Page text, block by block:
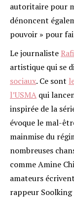
autoritaire pour
dénoncent
pouvoir » pour
Le journaliste
artistique qui se
sociaux. Ce sont
l’USMA qui
inspirée de la
évoque le mal-
mainmise du
nombreuses
comme Amine
amateurs
rappeur